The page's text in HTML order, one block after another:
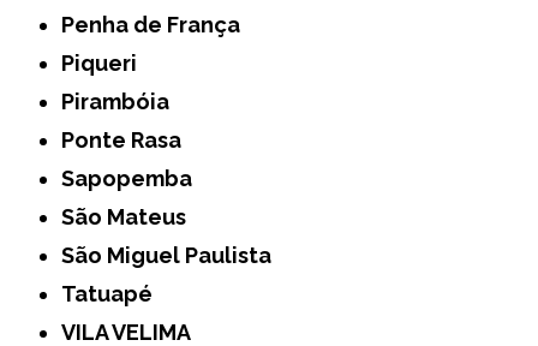
Penha de França
Piqueri
Pirambóia
Ponte Rasa
Sapopemba
São Mateus
São Miguel Paulista
Tatuapé
VILA VELIMA